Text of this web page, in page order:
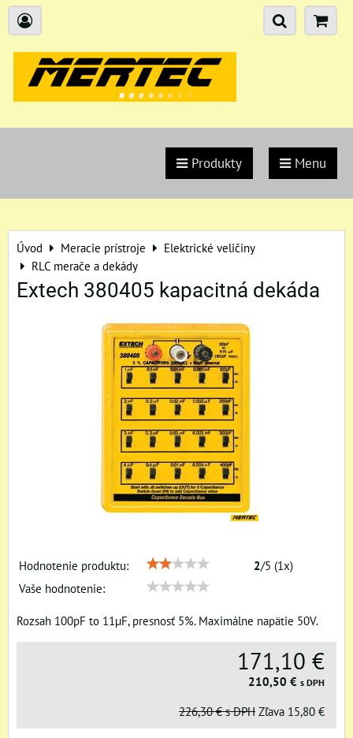
Produkty Menu
Úvod Meracie prístroje
Elektrické veličiny
RLC merače a dekády
Extech 380405 kapacitná dekáda
Hodnotenie produktu: 2/5 (1x)
Vaše hodnotenie:
Rozsah 100pF to 11µF, presnosť 5%. Maximálne napätie 50V.
171,10 €
210,50 € s DPH
226,30 € s DPH Zľava 15,80 €